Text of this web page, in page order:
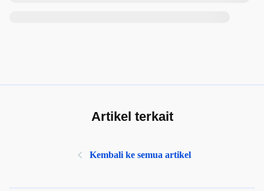
Artikel terkait
Kembali ke semua artikel